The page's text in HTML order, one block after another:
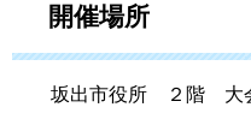
開催場所
坂出市役所 ２階 大